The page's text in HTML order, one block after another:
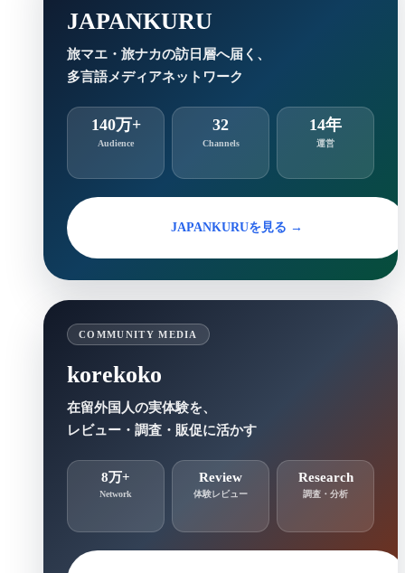
JAPANKURU
旅マエ・旅ナカの訪日層へ届く、
多言語メディアネットワーク
140万+
Audience
32
Channels
14年
運営
JAPANKURUを見る →
COMMUNITY MEDIA
korekoko
在留外国人の実体験を、
レビュー・調査・販促に活かす
8万+
Network
Review
体験レビュー
Research
調査・分析